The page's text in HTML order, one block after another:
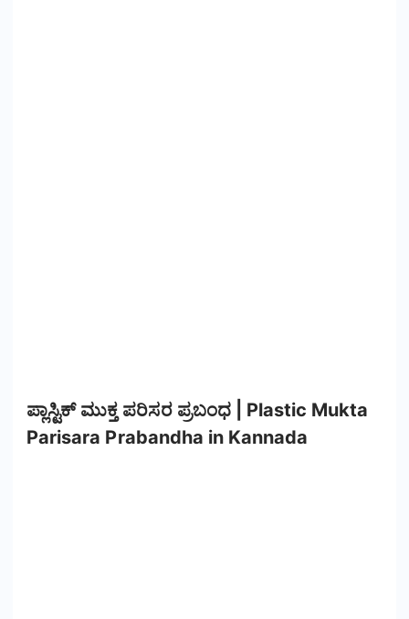
ಪ್ಲಾಸ್ಟಿಕ್ ಮುಕ್ತ ಪರಿಸರ ಪ್ರಬಂಧ | Plastic Mukta
Parisara Prabandha in Kannada